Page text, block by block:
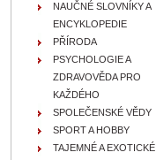
NAUČNÉ SLOVNÍKY A
ENCYKLOPEDIE
PŘÍRODA
PSYCHOLOGIE A
ZDRAVOVĚDA PRO
KAŽDÉHO
SPOLEČENSKÉ VĚDY
SPORT A HOBBY
TAJEMNÉ A EXOTICKÉ